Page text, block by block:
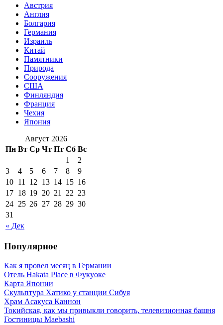
Австрия
Англия
Болгария
Германия
Израиль
Китай
Памятники
Природа
Сооружения
США
Финляндия
Франция
Чехия
Япония
Август 2026
Пн Вт Ср Чт Пт Сб Вс
« Дек
1
2
3
4 5 6 7 8
9
10 11 12 13 14 15 16
17 18 19 20 21 22 23
24 25 26 27 28 29 30
31
Популярное
Как я провел месяц в Германии
Отель Hakata Place в Фукуоке
Карта Японии
Скульптура Хатико у станции Сибуя
Храм Асакуса Каннон
Токийская, как мы привыкли говорить, телевизионная башня
Гостиницы Maebashi